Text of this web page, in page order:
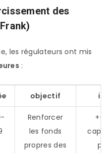
des
les régulateurs ont mis
:
objectif
Renforcer
les fonds
propres des
+60